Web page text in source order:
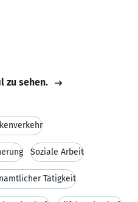
zu sehen.
Soziale Arbeit
Tätigkeit